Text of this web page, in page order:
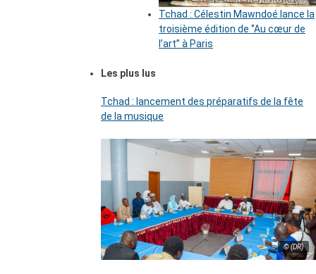
Tchad : Célestin Mawndoé lance la
troisième édition de ‘’Au cœur de
l’art’’ à Paris
Les plus lus
Tchad : lancement des préparatifs de la fête
de la musique
© (DR)